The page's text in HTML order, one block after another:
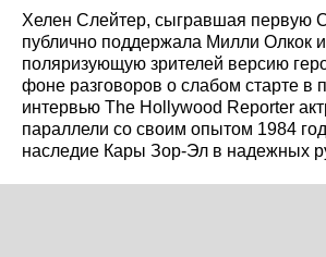
Хелен Слейтер, сыгравшая первую
публично поддержала Милли Олкок
поляризующую зрителей версию
фоне разговоров о слабом старте в
интервью The Hollywood Reporter
параллели со своим опытом 1984
наследие Кары Зор-Эл в надежных